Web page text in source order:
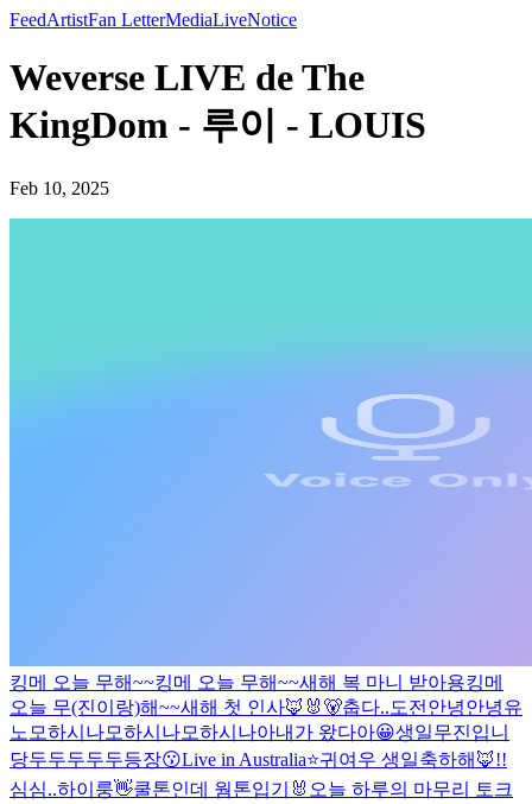
FeedArtistFan LetterMediaLiveNotice
Weverse LIVE de The
KingDom - 루이 - LOUIS
Feb 10, 2025
킹메 오늘 무해~~킹메 오늘 무해~~새해 복 마니 받아용킹메
오늘 무(진이랑)해~~새해 첫 인사🦊🐰🐻춥다..도전 안녕안녕유
노 모하시나모하시나모하시나아내가 왔다아😀생일무진입니
당두두두두두등장😗Live in Australia⭐️귀여우 생일축하해🦊!!
심심..하이룽👋쿨톤인데 웜톤입기 🐰오늘 하루의 마무리 토크